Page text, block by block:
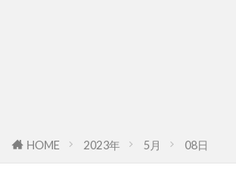
HOME 2023年 5月 08日